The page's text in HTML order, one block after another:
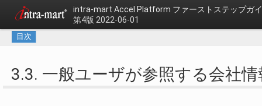
intra-mart Accel Platform ファーストステップガ
第4版 2022-06-01
目次
3.3. 一般ユーザが参照する会社